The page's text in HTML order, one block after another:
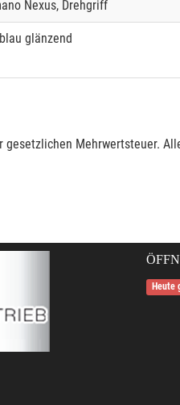
Nexus, Drehgriff
glänzend
Mehrwertsteuer.
Heute